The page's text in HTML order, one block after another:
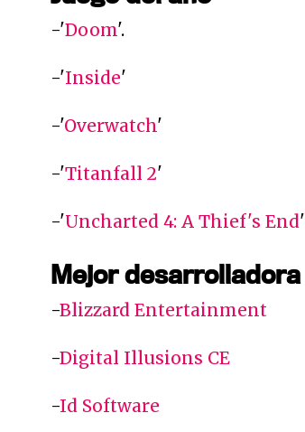
-'Doom'.
-'Inside'
-'Overwatch'
-'Titanfall 2'
-'Uncharted 4: A Thief's End'
Mejor desarrolladora
-Blizzard Entertainment
-Digital Illusions CE
-Id Software